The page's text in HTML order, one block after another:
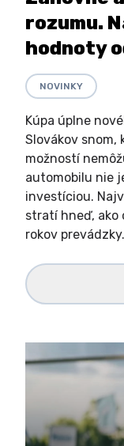
rozumu.
hodnoty
NOVINKY
Kúpa úplne
Slovákov
možností
automobilu nie
investíciou.
stratí hneď, ako
rokov